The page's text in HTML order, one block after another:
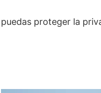
proteger la